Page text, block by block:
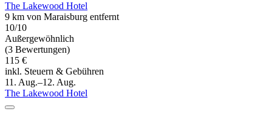
The Lakewood Hotel
9 km von Maraisburg entfernt
10/10
Außergewöhnlich
(3 Bewertungen)
115 €
inkl. Steuern & Gebühren
11. Aug.–12. Aug.
The Lakewood Hotel